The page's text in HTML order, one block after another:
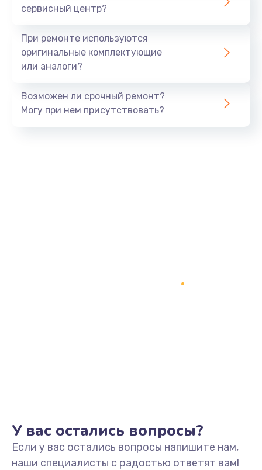
сервисный центр?
При ремонте используются
оригинальные комплектующие
или аналоги?
Возможен ли срочный ремонт?
Могу при нем присутствовать?
У вас остались вопросы?
Если у вас остались вопросы напишите нам,
наши специалисты с радостью ответят вам!